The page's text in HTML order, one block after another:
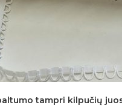
tampri kilpučių